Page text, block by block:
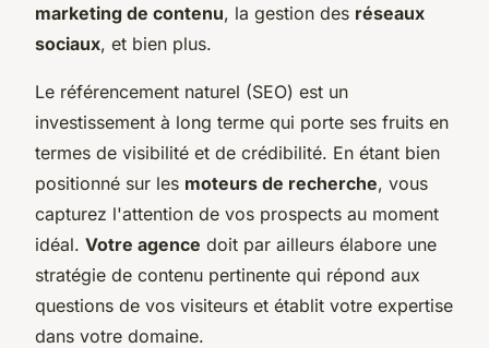
marketing de contenu, la gestion des réseaux
sociaux, et bien plus.
Le référencement naturel (SEO) est un
investissement à long terme qui porte ses fruits en
termes de visibilité et de crédibilité. En étant bien
positionné sur les moteurs de recherche, vous
capturez l'attention de vos prospects au moment
idéal. Votre agence doit par ailleurs élabore une
stratégie de contenu pertinente qui répond aux
questions de vos visiteurs et établit votre expertise
dans votre domaine.